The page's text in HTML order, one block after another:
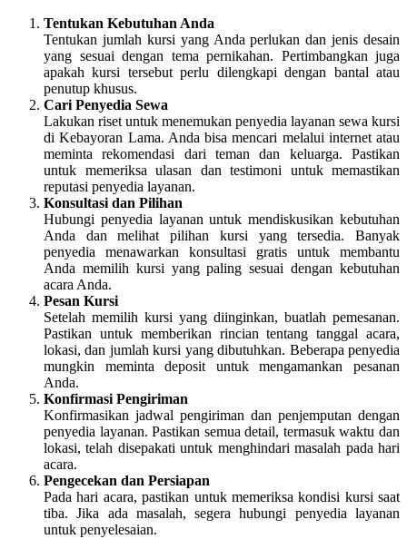
Tentukan Kebutuhan Anda
Tentukan jumlah kursi yang Anda perlukan dan jenis desain
yang sesuai dengan tema pernikahan. Pertimbangkan juga
apakah kursi tersebut perlu dilengkapi dengan bantal atau
penutup khusus.
Cari Penyedia Sewa
Lakukan riset untuk menemukan penyedia layanan sewa kursi
di Kebayoran Lama. Anda bisa mencari melalui internet atau
meminta rekomendasi dari teman dan keluarga. Pastikan
untuk memeriksa ulasan dan testimoni untuk memastikan
reputasi penyedia layanan.
Konsultasi dan Pilihan
Hubungi penyedia layanan untuk mendiskusikan kebutuhan
Anda dan melihat pilihan kursi yang tersedia. Banyak
penyedia menawarkan konsultasi gratis untuk membantu
Anda memilih kursi yang paling sesuai dengan kebutuhan
acara Anda.
Pesan Kursi
Setelah memilih kursi yang diinginkan, buatlah pemesanan.
Pastikan untuk memberikan rincian tentang tanggal acara,
lokasi, dan jumlah kursi yang dibutuhkan. Beberapa penyedia
mungkin meminta deposit untuk mengamankan pesanan
Anda.
Konfirmasi Pengiriman
Konfirmasikan jadwal pengiriman dan penjemputan dengan
penyedia layanan. Pastikan semua detail, termasuk waktu dan
lokasi, telah disepakati untuk menghindari masalah pada hari
acara.
Pengecekan dan Persiapan
Pada hari acara, pastikan untuk memeriksa kondisi kursi saat
tiba. Jika ada masalah, segera hubungi penyedia layanan
untuk penyelesaian.